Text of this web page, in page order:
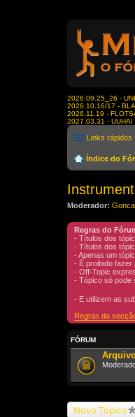
2026.09.25_26 -
2026.10.16/17 -
2026.11.19 -
2027.03.31 - UUHAI
Links rápidos
Índice do
Moderador:
Regras do
- Títulos dos
- Títulos dos
- Apenas um
- É proibido fazer
- Off-Topic
- Tópico só pode
- E utilizem as
Regras da
FÓRUM
Novo Tópico